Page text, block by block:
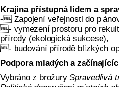
Krajina přístupná lidem a
- Zapojení veřejnosti do
- vymezení prostoru pro
přírody (ekologická sukcese),
- budování přírodě blízkých
Podpora mladých a
Vybráno z brožury Spravedlivá